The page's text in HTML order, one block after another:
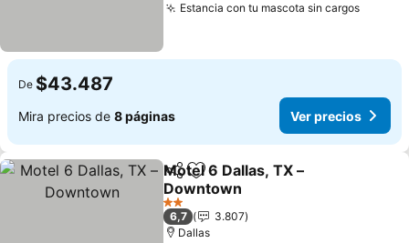
Estancia con tu mascota sin cargosVer
De $43.487
Mira precios de 8 páginas Ver precios
CompartirAgregar a favoritos
Motel 6 Dallas, TX –
Downtown
Ver precios
2 Estrellas
6,7
3.807
Dallas